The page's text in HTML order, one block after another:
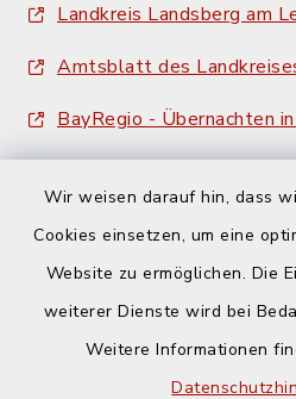
Wir weisen darauf hin, dass
Cookies einsetzen, um eine
Website zu ermöglichen. Die
weiterer Dienste wird bei
Weitere Informationen
Landkreis Landsberg am
Amtsblatt des
BayRegio - Übernachten